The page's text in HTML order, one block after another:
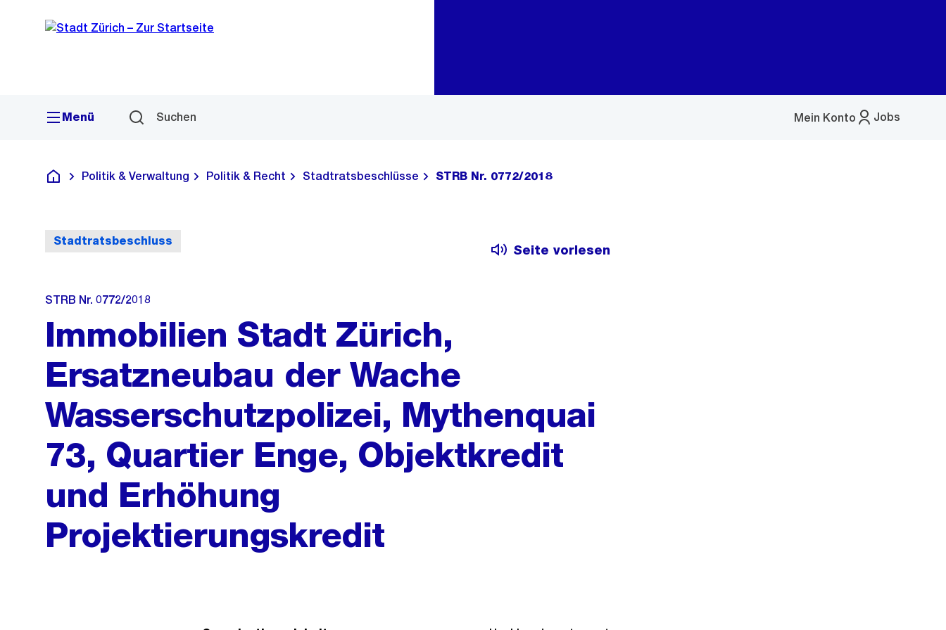
Navigation
Sprunglink
Menü Suchen Jobs
Mein Konto
Menü
Deutsch
Politik & Verwaltung Politik & Recht Stadtratsbeschlüsse STRB Nr. 0772/2018
Stadtratsbeschluss
Seite vorlesen
STRB Nr. 0772/2018
Immobilien Stadt Zürich,
Ersatzneubau der Wache
Wasserschutzpolizei, Mythenquai
73, Quartier Enge, Objektkredit
und Erhöhung
Projektierungskredit